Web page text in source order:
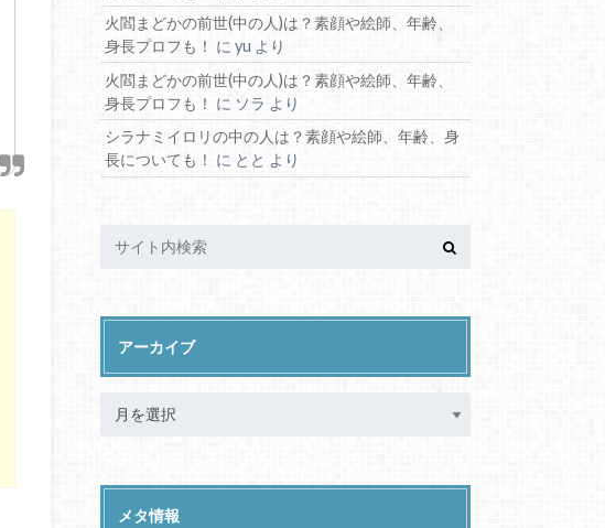
火閻まどかの前世(中の人)は？素顔や絵師、年齢、
身長プロフも！ にyu より
火閻まどかの前世(中の人)は？素顔や絵師、年齢、
身長プロフも！ に ソラ より
シラナミイロリの中の人は？素顔や絵師、年齢、身
長についても！ に とと より
アーカイブ
メタ情報